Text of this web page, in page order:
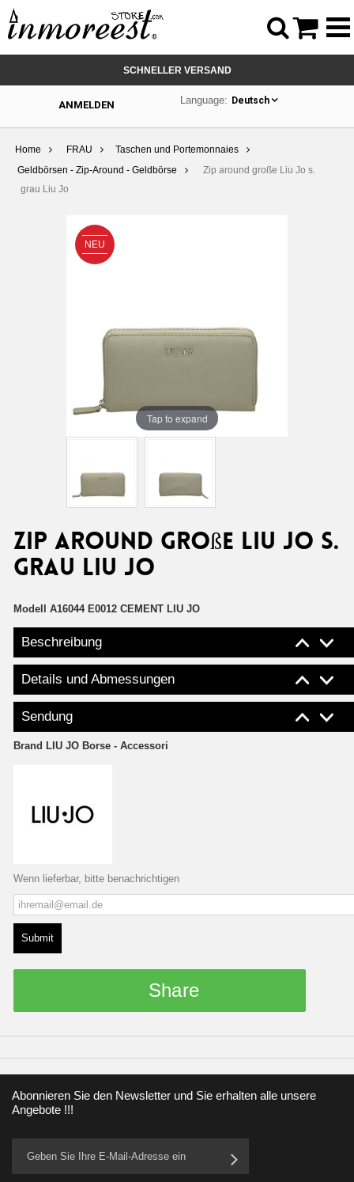
SCHNELLER VERSAND
ANMELDEN Language: Deutsch
Home FRAU
Taschen und Portemonnaies
Geldbörsen - Zip-Around - Geldbörse
Zip around große Liu Jo s.
grau Liu Jo
NEU
Tap to expand
Zip around große Liu Jo s.
grau Liu Jo
Modell A16044 E0012 CEMENT LIU JO
Beschreibung
Details und Abmessungen
Sendung
Brand LIU JO Borse - Accessori
Wenn lieferbar, bitte benachrichtigen
Submit
Share
Abonnieren Sie den Newsletter und Sie erhalten alle unsere
Angebote !!!
 